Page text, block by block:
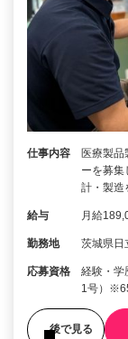
仕事内容
医療製
ーを募
計・製造
給与 月給
勤務地 茨城県日
応募資格
経験・
1号）
後で見る